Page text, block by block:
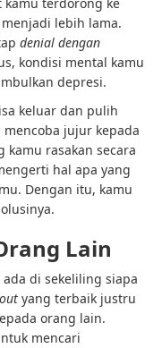
kamu terdorong ke
lebih lama.
denial dengan
kondisi mental kamu
depresi.
keluar dan pulih
jujur kepada
rasakan secara
hal apa yang
Dengan itu, kamu
Lain
di sekeliling siapa
yang terbaik justru
orang lain.
mencari